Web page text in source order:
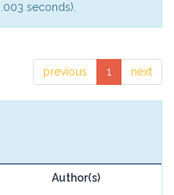
seconds).
previous 1 next
Author(s)